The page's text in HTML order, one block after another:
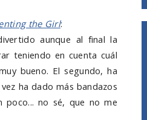
the Girl:
aunque al final la
teniendo en cuenta cuál
bueno. El segundo, ha
ha dado más bandazos
poco... no sé, que no me